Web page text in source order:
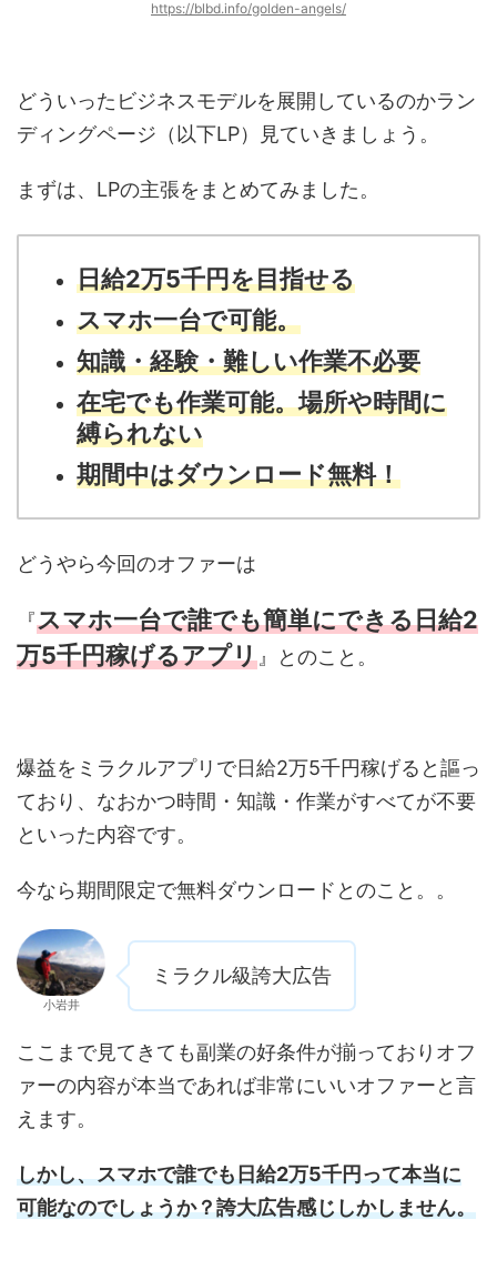
https://blbd.info/golden-angels/
どういったビジネスモデルを展開しているのかラン
ディングページ（以下LP）見ていきましょう。
まずは、LPの主張をまとめてみました。
日給2万5千円を目指せる
スマホ一台で可能。
知識・経験・難しい作業不必要
在宅でも作業可能。場所や時間に
縛られない
期間中はダウンロード無料！
どうやら今回のオファーは
『スマホ一台で誰でも簡単にできる日給2
万5千円稼げるアプリ』とのこと。
爆益をミラクルアプリで日給2万5千円稼げると謳っ
ており、なおかつ時間・知識・作業がすべてが不要
といった内容です。
今なら期間限定で無料ダウンロードとのこと。。
小岩井
ミラクル級誇大広告
ここまで見てきても副業の好条件が揃っておりオフ
ァーの内容が本当であれば非常にいいオファーと言
えます。
しかし、スマホで誰でも日給2万5千円って本当に
可能なのでしょうか？誇大広告感じしかしません。